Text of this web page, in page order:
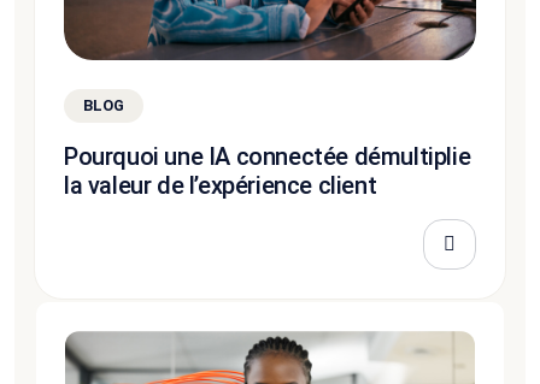
BLOG
Pourquoi une IA connectée démultiplie
la valeur de l’expérience client